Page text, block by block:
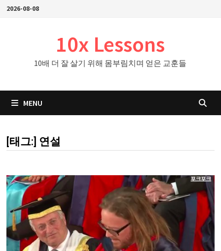
Skip2026-08-08
10x Lessons
10배 더 잘 살기 위해 몸부림치며 얻은 교훈들
MENU
[태그:] 연설